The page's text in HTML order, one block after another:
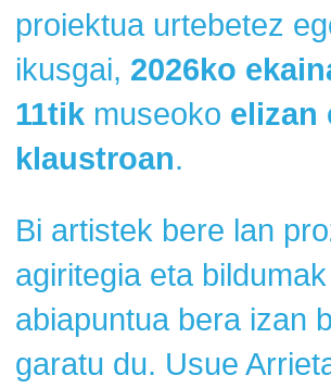
proiektua urtebetez
ikusgai, 2026ko
11tik museoko elizan
klaustroan.
Bi artistek bere lan
agiritegia eta
abiapuntua bera izan
garatu du. Usue